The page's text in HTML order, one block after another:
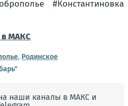
#Константиновка
в МАКС
, Родинское
наши каналы в МАКС и